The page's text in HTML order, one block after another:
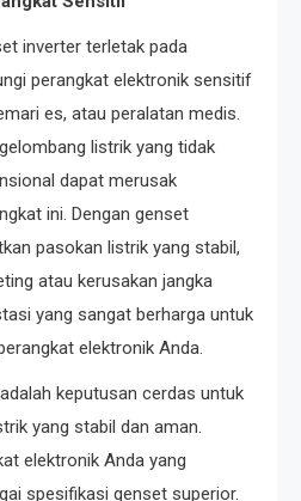
inverter terletak pada
perangkat elektronik sensitif
es, atau peralatan medis.
listrik yang tidak
dapat merusak
ini. Dengan genset
pasokan listrik yang stabil,
atau kerusakan jangka
yang sangat berharga untuk
elektronik Anda.
keputusan cerdas untuk
yang stabil dan aman.
elektronik Anda yang
spesifikasi genset superior.